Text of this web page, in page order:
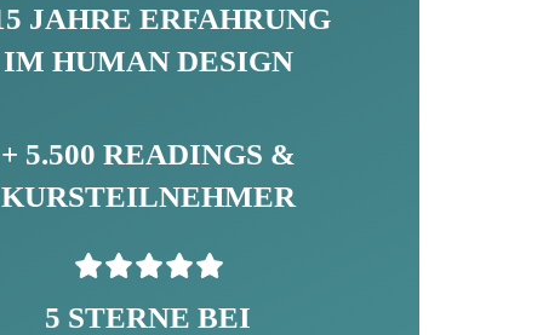
JAHRE ERFAHRUNG
IM HUMAN DESIGN
+ 5.500 READINGS &
KURSTEILNEHMER
5 STERNEBEI